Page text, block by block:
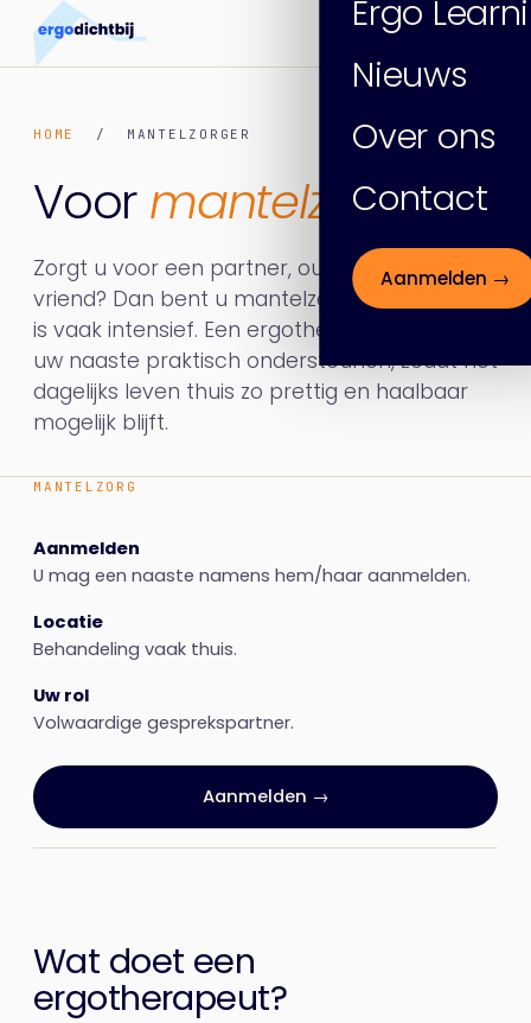
Ergo
Nieuws
Over ons
Contact
Aanmelden →
HOME / MANTELZORGER
Voormantelzorgers.
Zorgt u voor een partner, ouder, kind of
vriend? Dan bent u mantelzorger — en die rol
is vaak intensief. Een ergotherapeut kan u en
uw naaste praktisch ondersteunen, zodat het
dagelijks leven thuis zo prettig en haalbaar
mogelijk blijft.
MANTELZORG
Aanmelden
U mag een naaste namens hem/haar aanmelden.
Locatie
Behandeling vaak thuis.
Uw rol
Volwaardige gesprekspartner.
Aanmelden →
Wat doet een
ergotherapeut?